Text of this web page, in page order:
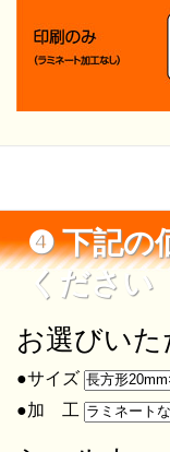
❹ 下記の
ください
お選びい
●サイズ
●加 工